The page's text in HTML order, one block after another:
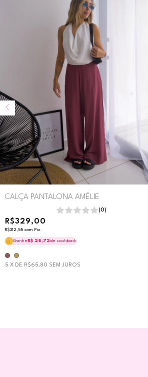
CALÇA PANTALONA AMÉLIE
(0)
R$329,00
R$312,55 com Pix
GanheR$ 28,72de cashback
5 X DE R$65,80 SEM JUROS